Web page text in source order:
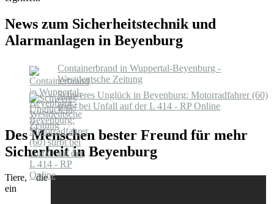
News zum Sicherheitstechnik und
Alarmanlagen in Beyenburg
Containerbrand in Wuppertal-Beyenburg -
Westdeutsche Zeitung
Schweres Unglück in Beyenburg: Motorradfahrer (60)
stirbt bei Unfall auf der L 414 - RP Online
Des Menschen bester Freund für mehr
Sicherheit in Beyenburg
Tiere, die
ein